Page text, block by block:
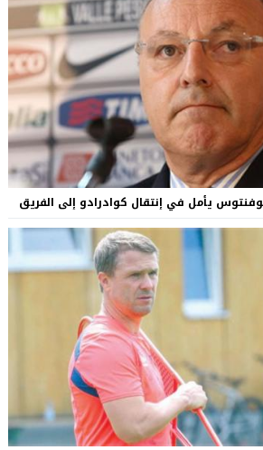
يأمل في إنتقال كوادرادو إلى الفريق